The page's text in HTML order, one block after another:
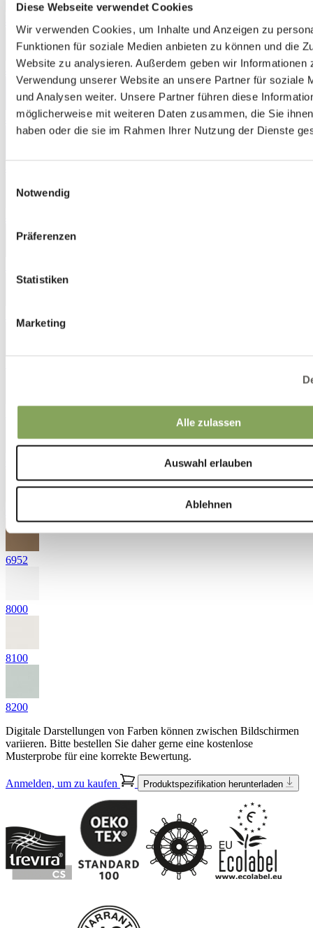
Diese Webseite verwendet Cookies
Wir verwenden Cookies, um Inhalte und Anzeigen zu
Funktionen für soziale Medien anbieten zu können und die
Website zu analysieren. Außerdem geben wir Informationen
Verwendung unserer Website an unsere Partner für soziale
und Analysen weiter. Unsere Partner führen diese
möglicherweise mit weiteren Daten zusammen, die Sie
haben oder die sie im Rahmen Ihrer Nutzung der Dienste
Notwendig
Präferenzen
Statistiken
Marketing
Alle zulassen
Auswahl erlauben
Ablehnen
4451
4462
6952
8000
8100
8200
Digitale Darstellungen von Farben können zwischen Bildschirmen
variieren. Bitte bestellen Sie daher gerne eine kostenlose
Musterprobe für eine korrekte Bewertung.
Anmelden, um zu kaufen Produktspezifikation herunterladen